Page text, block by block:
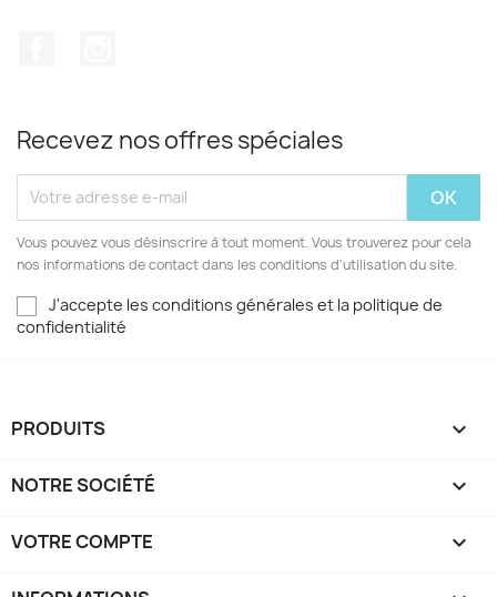
Recevez nos offres spéciales
Vous pouvez vous désinscrire à tout moment. Vous trouverez pour cela
nos informations de contact dans les conditions d'utilisation du site.
J'accepte les conditions générales et la politique de
confidentialité
PRODUITS 
NOTRE SOCIÉTÉ 
VOTRE COMPTE 